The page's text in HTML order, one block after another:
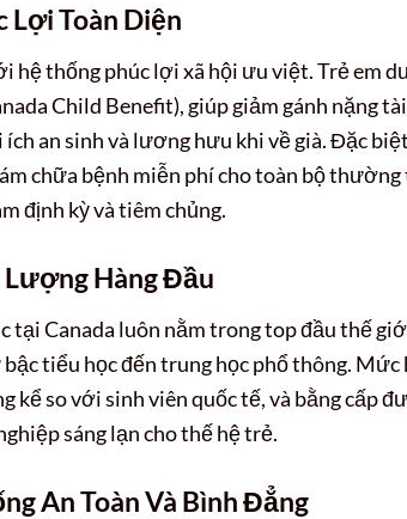
Lợi Toàn Diện
hệ thống phúc lợi xã hội ưu việt. Trẻ em
Child Benefit), giúp giảm gánh nặng
an sinh và lương hưu khi về già. Đặc
chữa bệnh miễn phí cho toàn bộ thường
định kỳ và tiêm chủng.
Lượng Hàng Đầu
tại Canada luôn nằm trong top đầu thế
tiểu học đến trung học phổ thông. Mức
kể so với sinh viên quốc tế, và bằng cấp
sáng lạn cho thế hệ trẻ.
An Toàn Và Bình Đẳng